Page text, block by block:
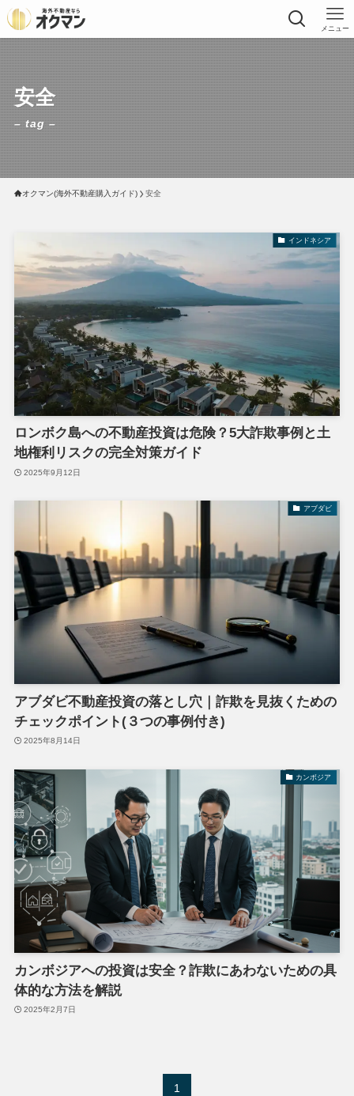
メニュー
安全
– tag –
オクマン(海外不動産購入ガイド) 安全
インドネシア
ロンボク島への不動産投資は危険？5大詐欺事例と土
地権利リスクの完全対策ガイド
2025年9月12日
アブダビ
アブダビ不動産投資の落とし穴｜詐欺を見抜くための
チェックポイント(３つの事例付き)
2025年8月14日
カンボジア
カンボジアへの投資は安全？詐欺にあわないための具
体的な方法を解説
2025年2月7日
1